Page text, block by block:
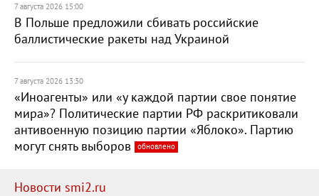
7 августа 2026 15:00
В Польше предложили сбивать российские
баллистические ракеты над Украиной
7 августа 2026 13:30
«Иноагенты» или «у каждой партии свое понятие
мира»? Политические партии РФ раскритиковали
антивоенную позицию партии «Яблоко». Партию
могут снять выборов
обновлено
Новости smi2.ru